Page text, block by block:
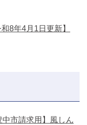
8年4月1日更新】
市請求用】風しん